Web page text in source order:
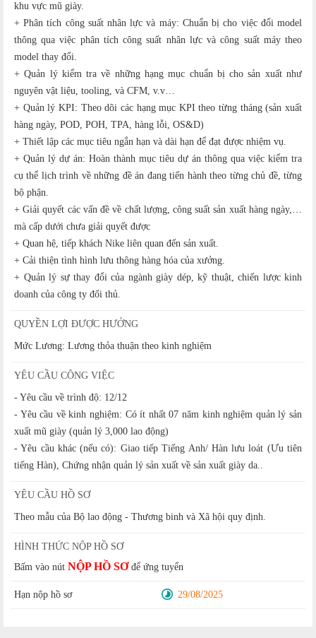
khu vực mũ giày.
+ Phân tích công suất nhân lực và máy: Chuẩn bị cho việc đổi model
thông qua việc phân tích công suất nhân lực và công suất máy theo
model thay đổi.
+ Quản lý kiểm tra về những hạng mục chuẩn bị cho sản xuất như
nguyên vật liệu, tooling, và CFM, v.v…
+ Quản lý KPI: Theo dõi các hạng mục KPI theo từng tháng (sản xuất
hàng ngày, POD, POH, TPA, hàng lỗi, OS&D)
+ Thiết lập các mục tiêu ngắn hạn và dài hạn để đạt được nhiệm vụ.
+ Quản lý dự án: Hoàn thành mục tiêu dự án thông qua việc kiểm tra
cụ thể lịch trình về những đề án đang tiến hành theo từng chủ đề, từng
bộ phận.
+ Giải quyết các vấn đề về chất lượng, công suất sản xuất hàng ngày,…
mà cấp dưới chưa giải quyết được
+ Quan hệ, tiếp khách Nike liên quan đến sản xuất.
+ Cải thiện tình hình lưu thông hàng hóa của xưởng.
+ Quản lý sự thay đổi của ngành giày dép, kỹ thuật, chiến lược kinh
doanh của công ty đối thủ.
QUYỀN LỢI ĐƯỢC HƯỞNG
Mức Lương: Lương thỏa thuận theo kinh nghiệm
YÊU CẦU CÔNG VIỆC
- Yêu cầu về trình độ: 12/12
- Yêu cầu về kinh nghiệm: Có ít nhất 07 năm kinh nghiệm quản lý sản
xuất mũ giày (quản lý 3,000 lao động)
- Yêu cầu khác (nếu có): Giao tiếp Tiếng Anh/ Hàn lưu loát (Ưu tiên
tiếng Hàn), Chứng nhận quản lý sản xuất về sản xuất giày da..
YÊU CẦU HỒ SƠ
Theo mẫu của Bộ lao động - Thương binh và Xã hội quy định.
HÌNH THỨC NỘP HỒ SƠ
Bấm vào nút NỘP HỒ SƠđể ứng tuyển
Hạn nộp hồ sơ 29/08/2025